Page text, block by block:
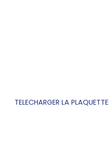
TELECHARGER LA PLAQUETTE